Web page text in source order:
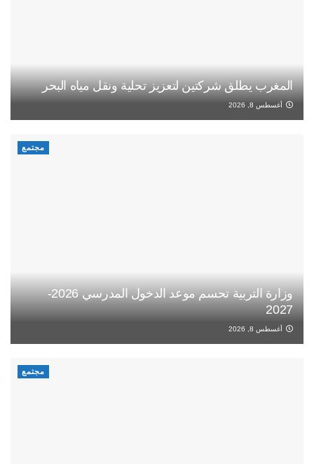
المغرب يطلق شركتين لتعزيز تحلية ونقل مياه البحر
أغسطس 8, 2026
مجتمع
وزارة التربية تحسم موعد الدخول المدرسي 2026-
2027
أغسطس 8, 2026
مجتمع